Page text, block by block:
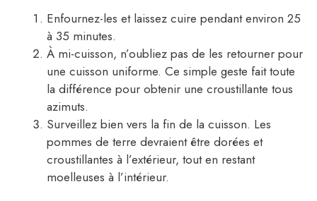
Enfournez-les et laissez cuire pendant environ 25
à 35 minutes.
À mi-cuisson, n’oubliez pas de les retourner pour
une cuisson uniforme. Ce simple geste fait toute
la différence pour obtenir une croustillante tous
azimuts.
Surveillez bien vers la fin de la cuisson. Les
pommes de terre devraient être dorées et
croustillantes à l’extérieur, tout en restant
moelleuses à l’intérieur.